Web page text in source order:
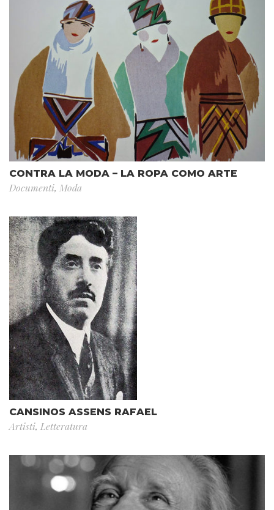
CONTRA LA MODA – LA ROPA COMO ARTE
Documenti, Moda
CANSINOS ASSENS RAFAEL
Artisti, Letteratura